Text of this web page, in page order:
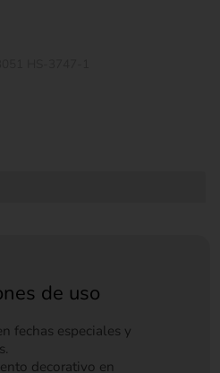
de uso
fechas especiales y
decorativo en